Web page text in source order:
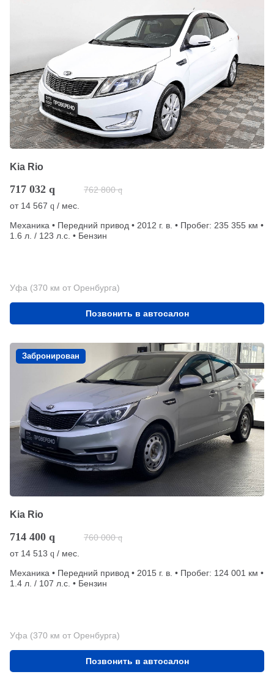
Kia Rio
717 032 q 762 800 q
от 14 567 q / мес.
Механика • Передний привод • 2012 г. в. • Пробег: 235 355 км •
1.6 л. / 123 л.с. • Бензин
Уфа (370 км от Оренбурга)
Позвонить в автосалон
Забронирован
Kia Rio
714 400 q 760 000 q
от 14 513 q / мес.
Механика • Передний привод • 2015 г. в. • Пробег: 124 001 км •
1.4 л. / 107 л.с. • Бензин
Уфа (370 км от Оренбурга)
Позвонить в автосалон